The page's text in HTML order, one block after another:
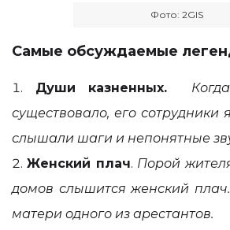
Фото: 2GIS
Самые обсуждаемые
Души казненных.
существовало, его сотрудники
слышали шаги и непонятные
Женский плач. Порой
домов слышится женский плач.
матери одного из арестантов.